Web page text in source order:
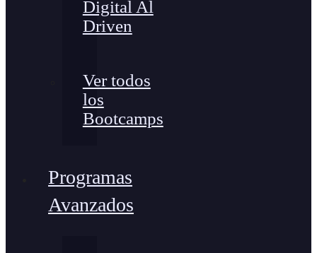
Digital Al
Driven
Ver todos
los
Bootcamps
Programas
Avanzados